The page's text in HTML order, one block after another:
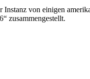
von einigen
zusammengestellt.